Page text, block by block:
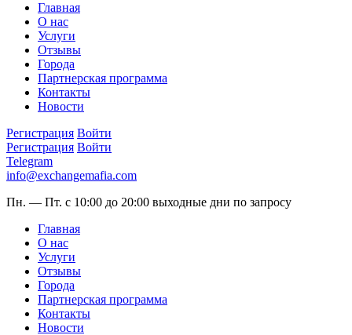
Главная
О нас
Услуги
Отзывы
Города
Партнерская программа
Контакты
Новости
Регистрация Войти
Регистрация Войти
Telegram
info@exchangemafia.com
Пн. — Пт. с 10:00 до 20:00 выходные дни по запросу
Главная
О нас
Услуги
Отзывы
Города
Партнерская программа
Контакты
Новости